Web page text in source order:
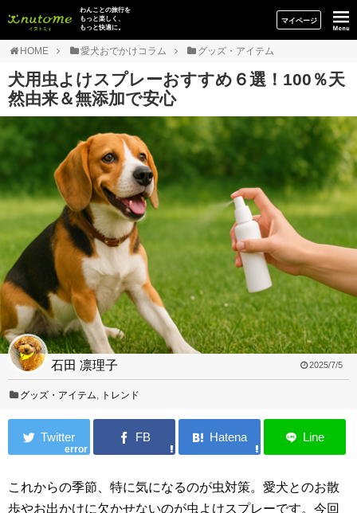
イヌトミィ
わんことの旅行を
もっと楽しく、
もっと快適に。
マイページ
HOME 愛犬おでかけコラム グッズ・アイテム
犬用虫よけスプレーおすすめ６選！100％天
然由来＆無添加で安心
石田 凛理子 2025/7/5
グッズ・アイテム, トレンド
error
これからの季節、特に気になるのが虫対策。愛犬とのお散
歩やお出かけに欠かせないのが虫よけスプレーです。今回